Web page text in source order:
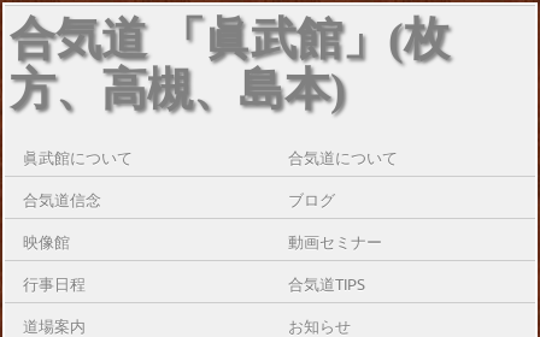
合気道 「眞武館」(枚
方、高槻、島本)
眞武館について 合気道について
合気道信念 ブログ
映像館 動画セミナー
行事日程 合気道TIPS
道場案内 お知らせ